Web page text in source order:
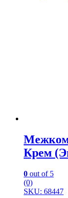
Крем
0 out of 5
(0)
SKU: 68447